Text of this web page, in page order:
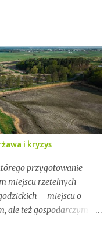
i kryzys
przygotowanie
miejscu rzetelnych
– miejscu o
też gospodarczym i